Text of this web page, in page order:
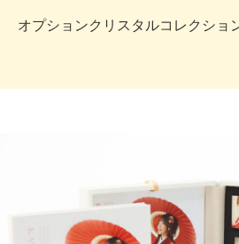
オプションクリスタルコレクシ